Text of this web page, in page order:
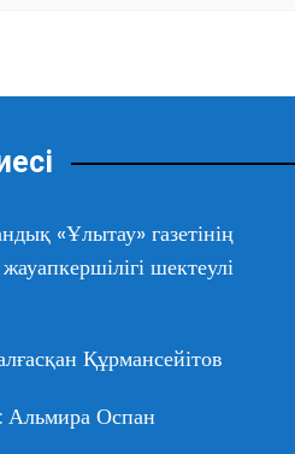
«Ұлытау» газетінің
шектеулі
Құрмансейітов
Альмира Оспан